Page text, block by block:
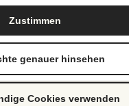
Cookies verwenden
genauer hinsehen
Zustimmen